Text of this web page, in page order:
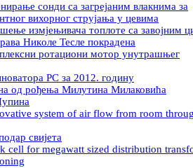
сонди са загрејаним влакнима за
вихорног струјања у цевима
измјењивача топлоте са завојним
Никoлe Тесле покрадена
ротациони мотор унутрашњег
РС за 2012. годину
од рођења Милутина Милаковића
system of air flow from room
свијета
cell for megawatt sized distribution